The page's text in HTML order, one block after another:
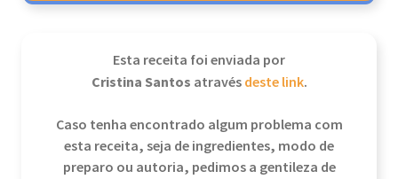
Esta receita foi enviada por
Cristina Santos atravésdeste link.
Caso tenha encontrado algum problema com
esta receita, seja de ingredientes, modo de
preparo ou autoria, pedimos a gentileza de